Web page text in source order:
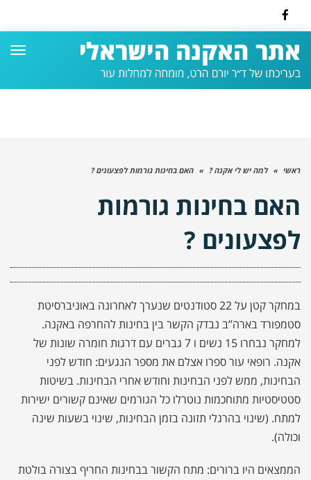
Facebook
ראשי » למה יש לי אקנה ? » האם בחינות גורמות לפצעונים ?
האם בחינות גורמות
לפצעונים ?
במחקר קטן על 22 סטודנטים שנערך לאחרונה באוניברסיטת
סטמפורד בארה”ב נבדק הקשר בין בחינות להחרפה באקנה.
למחקר נבחרו 15 נשים ו 7 גברים עם דרגות חומרה שונות של
אקנה. רופאי עור ספרו אצלם את מספר הנגעים: חודש לפני
הבחינות, ממש לפני הבחינות וחודש אחרי הבחינות. בשיטות
סטטיסטיות מתוחכמות נוטרלו כל הגורמים שאינם קשורים ישירות
למתח. (שינוי בהרגלי תזונה בזמן הבחינות, שינוי בשעות שינה
וכולה).
הממצאים היו ברורים: מתח הקשור בבחינות החריף בצורה בולטת